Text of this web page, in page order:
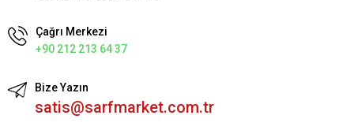
Çağrı Merkezi
+90 212 213 64 37
Bize Yazın
satis@sarfmarket.com.tr